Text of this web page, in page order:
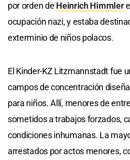
por orden de Heinrich Himmler
ocupación nazi, y estaba
exterminio de niños polacos. ​
El Kinder-KZ Litzmannstadt fue
campos de concentración
para niños. Allí, menores de
sometidos a trabajos forzados,
condiciones inhumanas. La
arrestados por actos menores,